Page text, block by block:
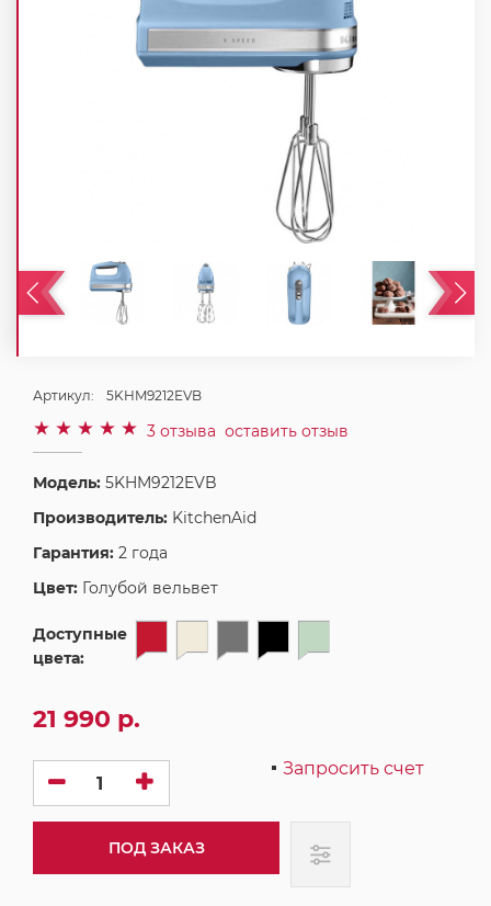
Артикул: 5KHM9212EVB
3 отзыва оставить отзыв
Модель: 5KHM9212EVB
Производитель: KitchenAid
Гарантия: 2 года
Цвет: Голубой вельвет
Доступные
цвета:
21 990 р.
Запросить счет
ПОД ЗАКАЗ